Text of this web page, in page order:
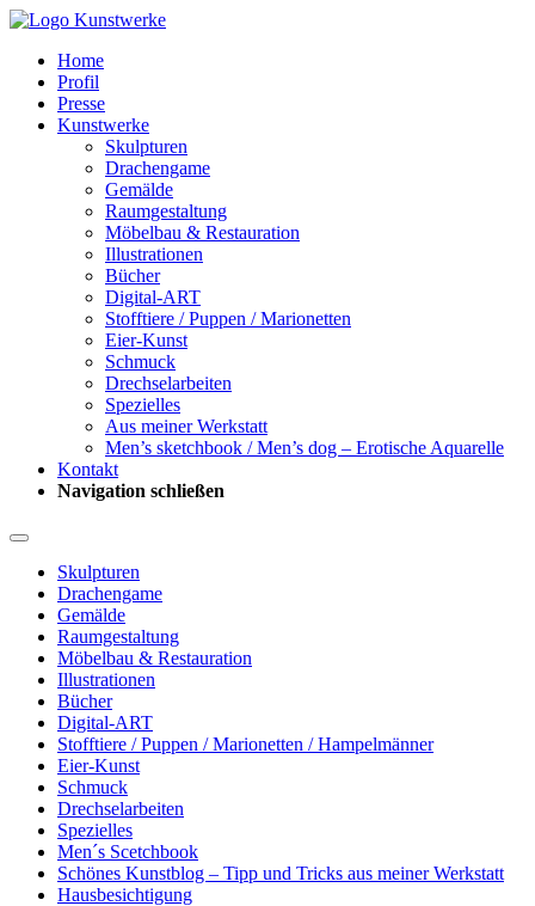
Home
Profil
Presse
Kunstwerke
Skulpturen
Drachengame
Gemälde
Raumgestaltung
Möbelbau & Restauration
Illustrationen
Bücher
Digital-ART
Stofftiere / Puppen / Marionetten
Eier-Kunst
Schmuck
Drechselarbeiten
Spezielles
Aus meiner Werkstatt
Men’s sketchbook / Men’s dog – Erotische Aquarelle
Kontakt
Navigation schließen
Skulpturen
Drachengame
Gemälde
Raumgestaltung
Möbelbau & Restauration
Illustrationen
Bücher
Digital-ART
Stofftiere / Puppen / Marionetten / Hampelmänner
Eier-Kunst
Schmuck
Drechselarbeiten
Spezielles
Men´s Scetchbook
Schönes Kunstblog – Tipp und Tricks aus meiner Werkstatt
Hausbesichtigung